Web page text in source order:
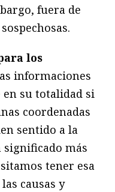
fuera de
los
informaciones
su totalidad si
coordenadas
sentido a la
más
tener esa
causas y